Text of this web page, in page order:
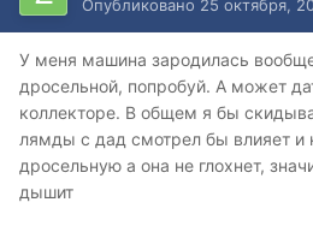
Опубликовано 25 октября,
У меня машина зародилась
дросельной, попробуй. А может
коллекторе. В общем я бы
лямды с дад смотрел бы влияет и
дросельную а она не глохнет,
дышит